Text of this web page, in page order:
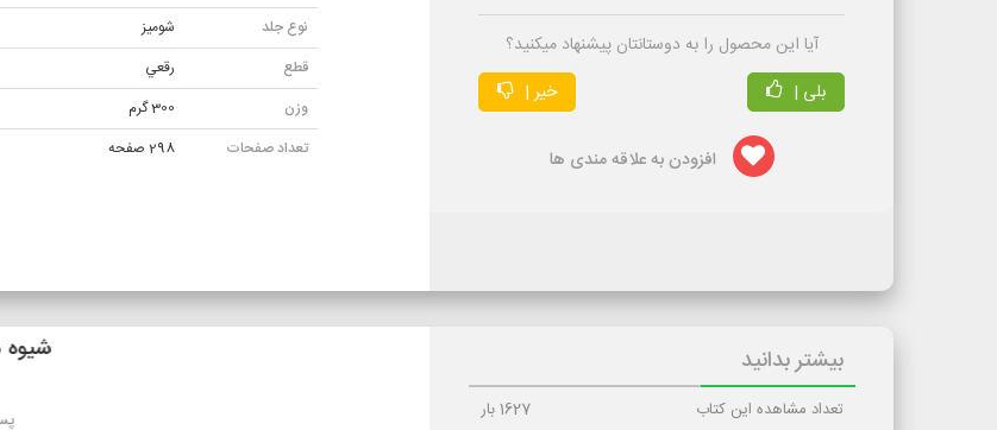
آیا این محصول را به دوستانتان پیشنهاد میکنید؟
بلی |
خیر |
افزودن به علاقه مندی ها
نوع جلد
شومیز
قطع
رقعي
وزن
300 گرم
تعداد صفحات
298 صفحه
بیشتر بدانید
تعداد مشاهده این کتاب 1627بار